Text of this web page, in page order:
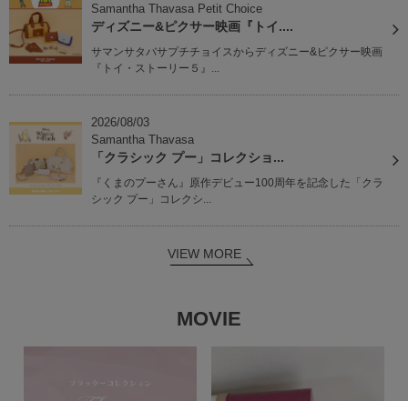
Samantha Thavasa Petit Choice
ディズニー&ピクサー映画『トイ....
サマンサタバサプチチョイスからディズニー&ピクサー映画
『トイ・ストーリー５』...
2026/08/03
Samantha Thavasa
「クラシック プー」コレクショ...
『くまのプーさん』原作デビュー100周年を記念した「クラ
シック プー」コレクシ...
VIEW MORE
MOVIE